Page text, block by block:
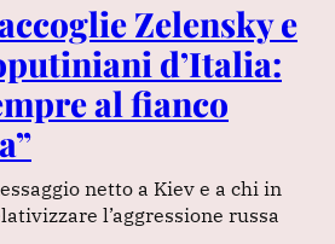
Zelensky e
d’Italia:
al fianco
netto a Kiev e a chi in
l’aggressione russa